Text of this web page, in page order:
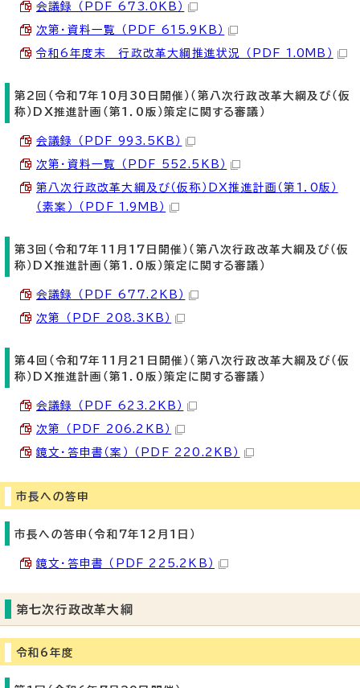
会議録 （PDF 673.0KB）
次第・資料一覧 （PDF 615.9KB）
令和6年度末 行政改革大綱推進状況 （PDF 1.0MB）
第2回（令和7年10月30日開催）（第八次行政改革大綱及び（仮
称）DX推進計画（第1．0版）策定に関する審議）
会議録 （PDF 993.5KB）
次第・資料一覧 （PDF 552.5KB）
第八次行政改革大綱及び（仮称）DX推進計画（第1．0版）
（素案） （PDF 1.9MB）
第3回（令和7年11月17日開催）（第八次行政改革大綱及び（仮
称）DX推進計画（第1．0版）策定に関する審議）
会議録 （PDF 677.2KB）
次第 （PDF 208.3KB）
第4回（令和7年11月21日開催）（第八次行政改革大綱及び（仮
称）DX推進計画（第1．0版）策定に関する審議）
会議録 （PDF 623.2KB）
次第 （PDF 206.2KB）
鏡文・答申書（案） （PDF 220.2KB）
市長への答申
市長への答申（令和7年12月1日）
鏡文・答申書 （PDF 225.2KB）
第七次行政改革大綱
令和6年度